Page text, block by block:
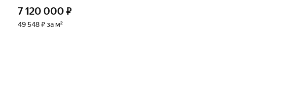
7 120 000 ₽
49 548 ₽ за м²